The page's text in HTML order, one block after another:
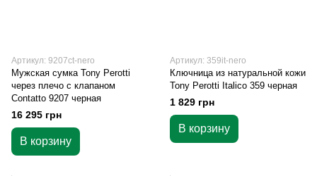
Артикул: 9207ct-nero
Мужская сумка Tony Perotti
через плечо с клапаном
Contatto 9207 черная
16 295 грн
В корзину
Артикул: 359it-nero
Ключница из натуральной кожи
Tony Perotti Italico 359 черная
1 829 грн
В корзину